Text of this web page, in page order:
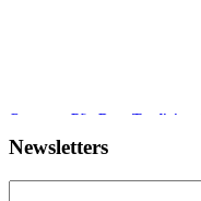
Concurso Pão Doce
MOSTRA DOCUMENTAL
Aviso relativo à abertura do
Newsletters